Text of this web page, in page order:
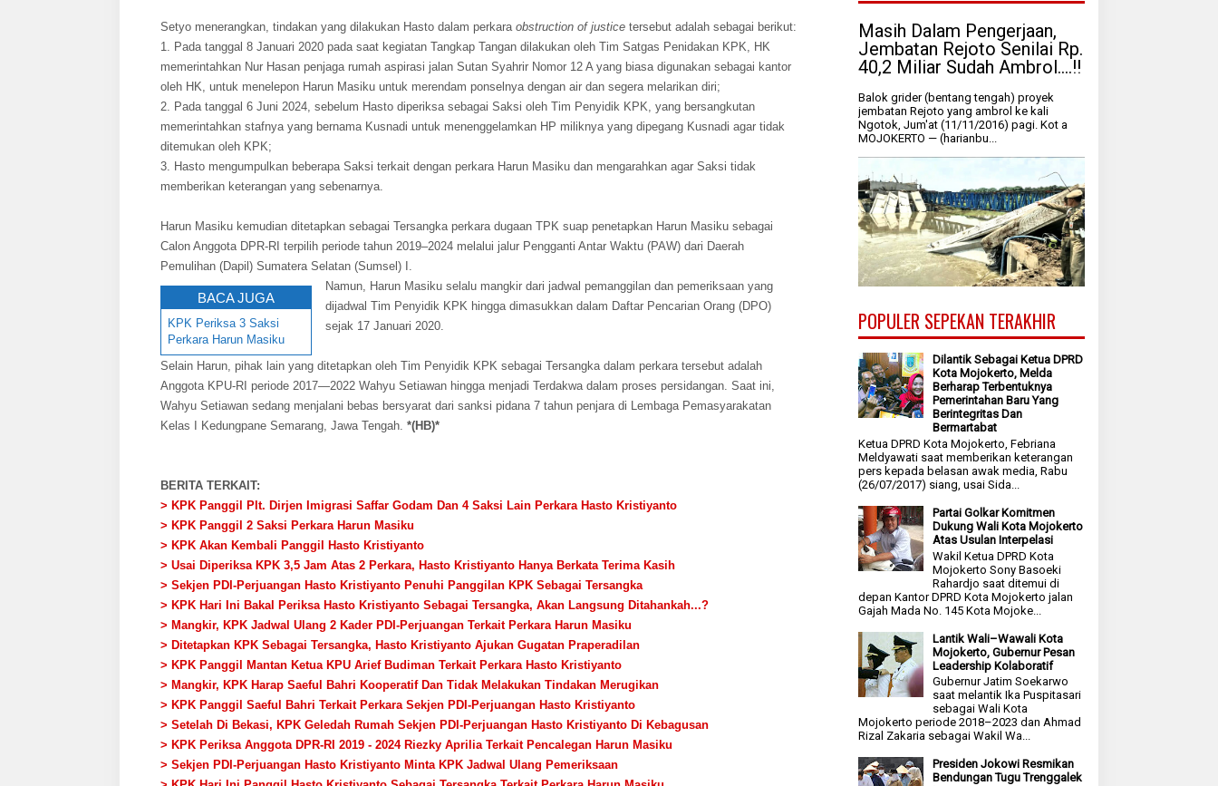
Setyo menerangkan, tindakan yang dilakukan Hasto dalam perkara obstruction of justice tersebut adalah sebagai berikut:
1. Pada tanggal 8 Januari 2020 pada saat kegiatan Tangkap Tangan dilakukan oleh Tim Satgas Penidakan KPK, HK
memerintahkan Nur Hasan penjaga rumah aspirasi jalan Sutan Syahrir Nomor 12 A yang biasa digunakan sebagai kantor
oleh HK, untuk menelepon Harun Masiku untuk merendam ponselnya dengan air dan segera melarikan diri;
2. Pada tanggal 6 Juni 2024, sebelum Hasto diperiksa sebagai Saksi oleh Tim Penyidik KPK, yang bersangkutan
memerintahkan stafnya yang bernama Kusnadi untuk menenggelamkan HP miliknya yang dipegang Kusnadi agar tidak
ditemukan oleh KPK;
3. Hasto mengumpulkan beberapa Saksi terkait dengan perkara Harun Masiku dan mengarahkan agar Saksi tidak
memberikan keterangan yang sebenarnya.
Harun Masiku kemudian ditetapkan sebagai Tersangka perkara dugaan TPK suap penetapkan Harun Masiku sebagai
Calon Anggota DPR-RI terpilih periode tahun 2019–2024 melalui jalur Pengganti Antar Waktu (PAW) dari Daerah
Pemulihan (Dapil) Sumatera Selatan (Sumsel) I.
BACA JUGA
KPK Periksa 3 Saksi
Perkara Harun Masiku
Namun, Harun Masiku selalu mangkir dari jadwal pemanggilan dan pemeriksaan yang
dijadwal Tim Penyidik KPK hingga dimasukkan dalam Daftar Pencarian Orang (DPO)
sejak 17 Januari 2020.
Selain Harun, pihak lain yang ditetapkan oleh Tim Penyidik KPK sebagai Tersangka dalam perkara tersebut adalah
Anggota KPU-RI periode 2017—2022 Wahyu Setiawan hingga menjadi Terdakwa dalam proses persidangan. Saat ini,
Wahyu Setiawan sedang menjalani bebas bersyarat dari sanksi pidana 7 tahun penjara di Lembaga Pemasyarakatan
Kelas I Kedungpane Semarang, Jawa Tengah. *(HB)*
BERITA TERKAIT:
> KPK Panggil Plt. Dirjen Imigrasi Saffar Godam Dan 4 Saksi Lain Perkara Hasto Kristiyanto
> KPK Panggil 2 Saksi Perkara Harun Masiku
> KPK Akan Kembali Panggil Hasto Kristiyanto
> Usai Diperiksa KPK 3,5 Jam Atas 2 Perkara, Hasto Kristiyanto Hanya Berkata Terima Kasih
> Sekjen PDI-Perjuangan Hasto Kristiyanto Penuhi Panggilan KPK Sebagai Tersangka
> KPK Hari Ini Bakal Periksa Hasto Kristiyanto Sebagai Tersangka, Akan Langsung Ditahankah...?
> Mangkir, KPK Jadwal Ulang 2 Kader PDI-Perjuangan Terkait Perkara Harun Masiku
> Ditetapkan KPK Sebagai Tersangka, Hasto Kristiyanto Ajukan Gugatan Praperadilan
> KPK Panggil Mantan Ketua KPU Arief Budiman Terkait Perkara Hasto Kristiyanto
> Mangkir, KPK Harap Saeful Bahri Kooperatif Dan Tidak Melakukan Tindakan Merugikan
> KPK Panggil Saeful Bahri Terkait Perkara Sekjen PDI-Perjuangan Hasto Kristiyanto
> Setelah Di Bekasi, KPK Geledah Rumah Sekjen PDI-Perjuangan Hasto Kristiyanto Di Kebagusan
> KPK Periksa Anggota DPR-RI 2019 - 2024 Riezky Aprilia Terkait Pencalegan Harun Masiku
> Sekjen PDI-Perjuangan Hasto Kristiyanto Minta KPK Jadwal Ulang Pemeriksaan
Masih Dalam Pengerjaan,
Jembatan Rejoto Senilai Rp.
40,2 Miliar Sudah Ambrol....!!
Balok grider (bentang tengah) proyek
jembatan Rejoto yang ambrol ke kali
Ngotok, Jum'at (11/11/2016) pagi. Kot a
MOJOKERTO — (harianbu...
POPULER SEPEKAN TERAKHIR
Dilantik Sebagai Ketua DPRD
Kota Mojokerto, Melda
Berharap Terbentuknya
Pemerintahan Baru Yang
Berintegritas Dan
Bermartabat
Ketua DPRD Kota Mojokerto, Febriana
Meldyawati saat memberikan keterangan
pers kepada belasan awak media, Rabu
(26/07/2017) siang, usai Sida...
Partai Golkar Komitmen
Dukung Wali Kota Mojokerto
Atas Usulan Interpelasi
Wakil Ketua DPRD Kota
Mojokerto Sony Basoeki
Rahardjo saat ditemui di
depan Kantor DPRD Kota Mojokerto jalan
Gajah Mada No. 145 Kota Mojoke...
Lantik Wali–Wawali Kota
Mojokerto, Gubernur Pesan
Leadership Kolaboratif
Gubernur Jatim Soekarwo
saat melantik Ika Puspitasari
sebagai Wali Kota
Mojokerto periode 2018–2023 dan Ahmad
Rizal Zakaria sebagai Wakil Wa...
Presiden Jokowi Resmikan
Bendungan Tugu Trenggalek